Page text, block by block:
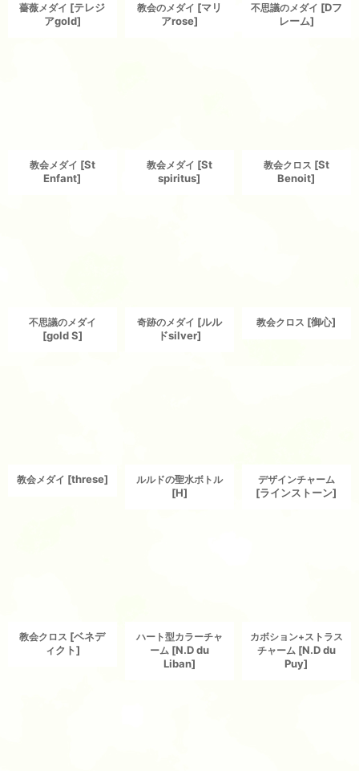
薔薇メダイ [テレジ
アgold]
教会のメダイ [マリ
アrose]
不思議のメダイ [Dフ
レーム]
教会メダイ [St
Enfant]
教会メダイ [St
spiritus]
教会クロス [St
Benoit]
不思議のメダイ
[gold S]
奇跡のメダイ [ルル
ドsilver]
教会クロス [御心]
教会メダイ [threse] ルルドの聖水ボトル
[H]
デザインチャーム
[ラインストーン]
教会クロス [ベネデ
ィクト]
ハート型カラーチャ
ーム [N.D du
Liban]
カボション+ストラス
チャーム [N.D du
Puy]